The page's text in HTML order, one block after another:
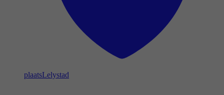
plaatsLelystad